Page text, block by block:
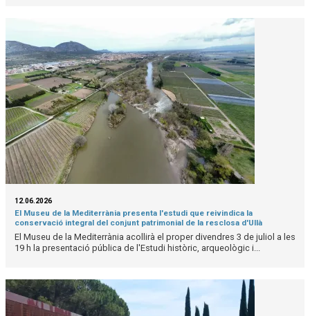
12.06.2026
El Museu de la Mediterrània presenta l'estudi que reivindica la
conservació integral del conjunt patrimonial de la resclosa d'Ullà
El Museu de la Mediterrània acollirà el proper divendres 3 de juliol a les
19 h la presentació pública de l'Estudi històric, arqueològic i...